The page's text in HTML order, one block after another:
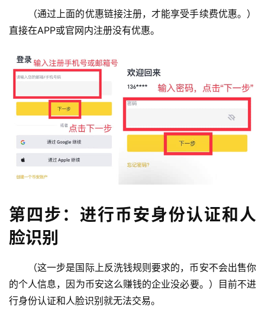
（通过上面的优惠链接注册，才能享受手续费优惠。）
直接在APP或官网内注册没有优惠。
第四步：进行币安身份认证和人
脸识别
（这一步是国际上反洗钱规则要求的，币安不会出售你
的个人信息，因为币安这么赚钱的企业没必要。）目前不进
行身份认证和人脸识别就无法交易。